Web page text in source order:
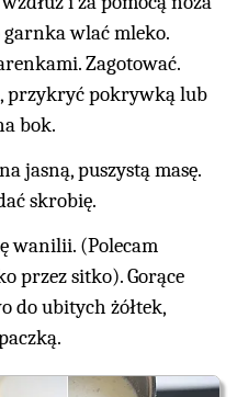
wlać mleko.
Zagotować.
przykryć pokrywką lub
bok.
jasną, puszystą masę.
skrobię.
wanilii. (Polecam
przez sitko). Gorące
do ubitych żółtek,